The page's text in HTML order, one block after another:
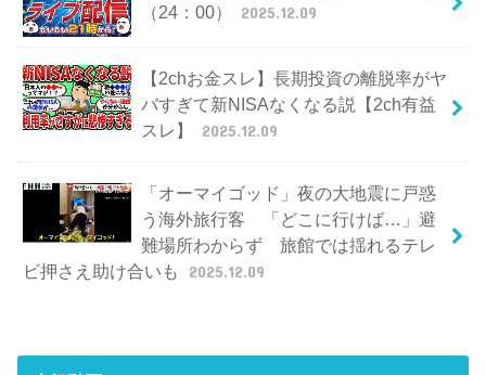
（24：00）
2025.12.09
【2chお金スレ】長期投資の離脱率がヤ
バすぎて新NISAなくなる説【2ch有益
スレ】
2025.12.09
「オーマイゴッド」夜の大地震に戸惑
う海外旅行客 「どこに行けば…」避
難場所わからず 旅館では揺れるテレ
ビ押さえ助け合いも
2025.12.09